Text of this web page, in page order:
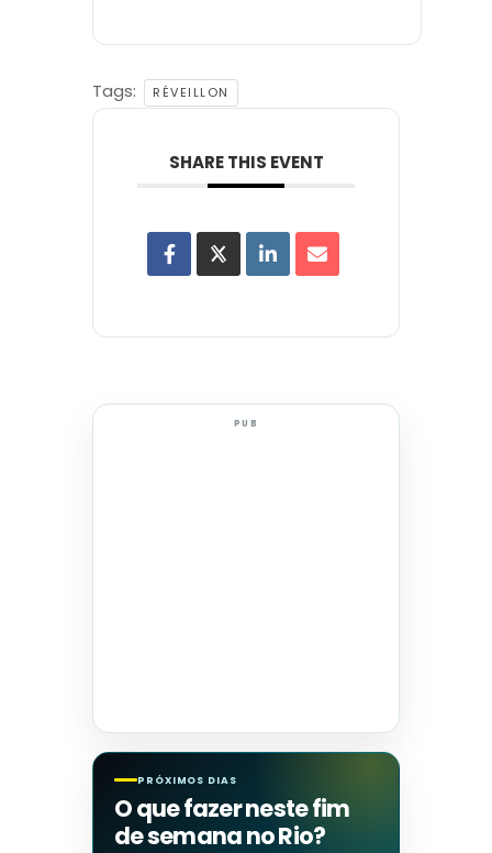
Tags: RÉVEILLON
SHARE THIS EVENT
PUB
PRÓXIMOS DIAS
O que fazer neste fim
de semana no Rio?